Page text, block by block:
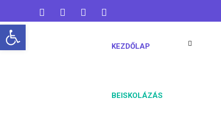
KEZDŐLAP
BEISKOLÁZÁS
Open toolbar